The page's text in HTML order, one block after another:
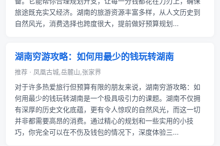
旅途既充实又经济。湖南的旅游资源丰富多样，从人文历史到
自然风光，消费选择也跨度很大，提前做好预算规划...
湖南穷游攻略：如何用最少的钱玩转湖南
推荐 · 凤凰古城,岳麓山,张家界
对于许多热爱旅行但预算有限的朋友来说，湖南穷游攻略：如
何用最少的钱玩转湖南是一个极具吸引力的课题。湖南不仅拥
有深厚的历史文化底蕴，更有令人惊叹的自然风光，而这一切
并非都需要高昂的消费。通过精心的规划和一些实用的小技
巧，你完全可以在不伤及钱包的情况下，深度体验三...